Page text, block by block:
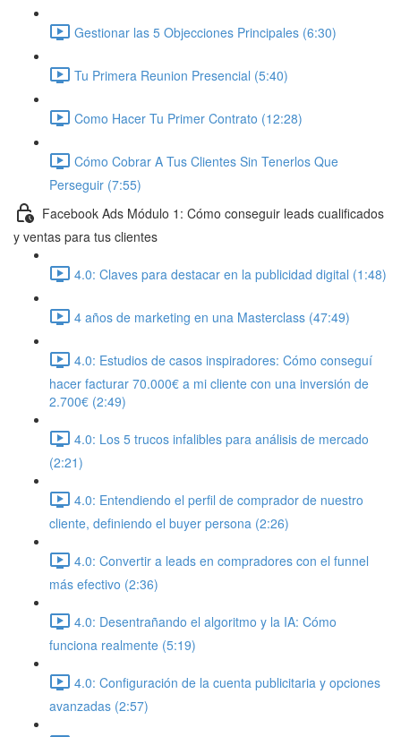
Gestionar las 5 Objecciones Principales (6:30)
Tu Primera Reunion Presencial (5:40)
Como Hacer Tu Primer Contrato (12:28)
Cómo Cobrar A Tus Clientes Sin Tenerlos Que
Perseguir (7:55)
Facebook Ads Módulo 1: Cómo conseguir leads cualificados
y ventas para tus clientes
4.0: Claves para destacar en la publicidad digital (1:48)
4 años de marketing en una Masterclass (47:49)
4.0: Estudios de casos inspiradores: Cómo conseguí
hacer facturar 70.000€ a mi cliente con una inversión de
2.700€ (2:49)
4.0: Los 5 trucos infalibles para análisis de mercado
(2:21)
4.0: Entendiendo el perfil de comprador de nuestro
cliente, definiendo el buyer persona (2:26)
4.0: Convertir a leads en compradores con el funnel
más efectivo (2:36)
4.0: Desentrañando el algoritmo y la IA: Cómo
funciona realmente (5:19)
4.0: Configuración de la cuenta publicitaria y opciones
avanzadas (2:57)